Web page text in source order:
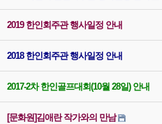
2019 한인회주관 행사일정 안내
2018 한인회주관 행사일정 안내
2017-2차 한인골프대회(10월 28일) 안내
[문화원]김애란 작가와의 만남